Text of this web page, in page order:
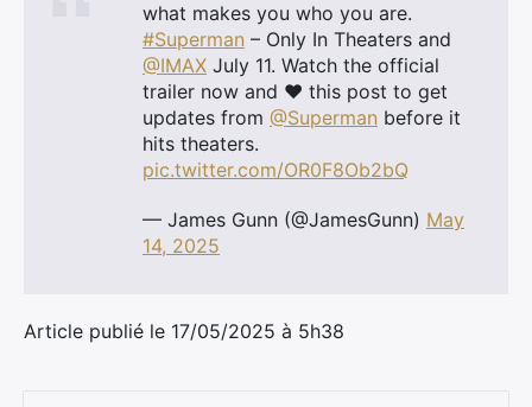
what makes you who you are.
#Superman – Only In Theaters and
@IMAX July 11. Watch the official
trailer now and ❤️ this post to get
updates from @Superman before it
hits theaters.
pic.twitter.com/OR0F8Ob2bQ
— James Gunn (@JamesGunn) May
14, 2025
Article publié le 17/05/2025 à 5h38